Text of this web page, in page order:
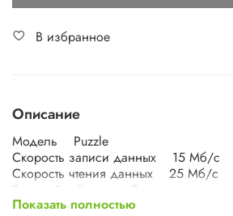
В избранное
Описание
Модель Puzzle
Скорость записи данных 15 Мб/с
Скорость чтения данных 25 Мб/с
Гарантийный срок 2 года
Объем памяти 64 Gb
Показать полностью